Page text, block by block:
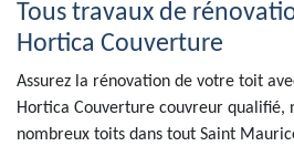
Tous travaux de
Hortica Couverture
Assurez la rénovation de votre toit
Hortica Couverture couvreur qualifié,
nombreux toits dans tout Saint